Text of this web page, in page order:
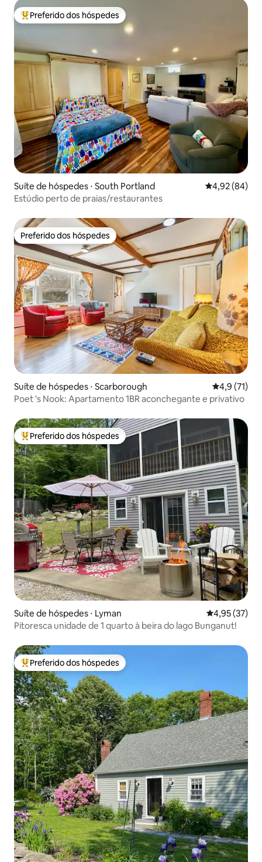
Entre os melhores preferidos dos hóspedes
Preferido dos hóspedes
Suíte de hóspedes ⋅ South Portland 4,92 de uma
4,92 (84)
Estúdio perto de praias/restaurantes
Preferido dos hóspedes
Preferido dos hóspedes
Suíte de hóspedes ⋅ Scarborough 4,9 de uma
4,9 (71)
Poet 's Nook: Apartamento 1BR aconchegante e privativo
Entre os melhores preferidos dos hóspedes
Preferido dos hóspedes
Suíte de hóspedes ⋅ Lyman 4,95 de uma
4,95 (37)
Pitoresca unidade de 1 quarto à beira do lago Bunganut!
Entre os melhores preferidos dos hóspedes
Preferido dos hóspedes